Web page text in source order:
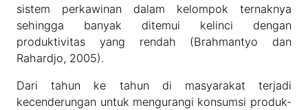
sistem perkawinan dalam kelompok ternaknya
sehingga banyak ditemui kelinci dengan
produktivitas yang rendah (Brahmantyo dan
Rahardjo, 2005).
Dari tahun ke tahun di masyarakat terjadi
kecenderungan untuk mengurangi konsumsi produk-